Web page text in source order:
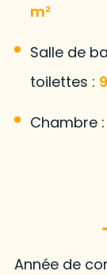
m²
Salle de
toilettes :
Chambre :
Année de